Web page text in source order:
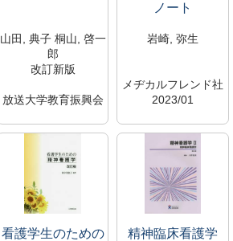
山田, 典子 桐山, 啓一
郎
改訂新版
放送大学教育振興会
WY/160/S
鷹野研究室（428研
究室）
専有資料のため閲覧
不可
ノート
岩崎, 弥生
メヂカルフレンド社
2023/01
1003558
鷹野研究室（428研
究室）
専有資料のため閲覧
不可
広尾研究室
看護学生のための
精神臨床看護学